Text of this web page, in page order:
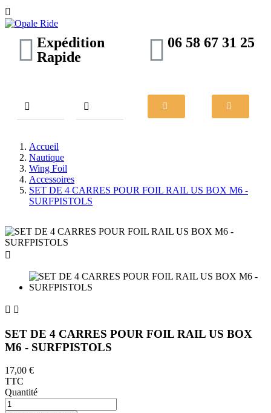

Expédition
Rapide
06 58 67 31 25
Accueil
Nautique
Wing Foil
Accessoires
SET DE 4 CARRES POUR FOIL RAIL US BOX M6 -
SURFPISTOLS

 
SET DE 4 CARRES POUR FOIL RAIL US BOX
M6 - SURFPISTOLS
17,00 €
TTC
Quantité